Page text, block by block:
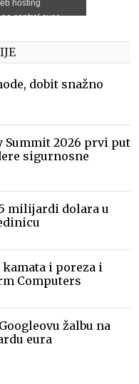
dobit snažno
Summit 2026 prvi put
sigurnosne
milijardi dolara u
i poreza i
Computers
žalbu na
eura